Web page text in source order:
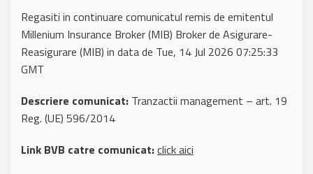
Regasiti in continuare comunicatul remis de emitentul
Millenium Insurance Broker (MIB) Broker de Asigurare-
Reasigurare (MIB) in data de Tue, 14 Jul 2026 07:25:33
GMT
Descriere comunicat: Tranzactii management – art. 19
Reg. (UE) 596/2014
Link BVB catre comunicat:click aici